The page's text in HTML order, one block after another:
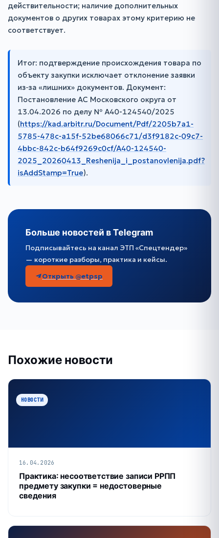
действительности; наличие дополнительных
документов о других товарах этому критерию не
соответствует.
Итог: подтверждение происхождения товара по
объекту закупки исключает отклонение заявки
из‑за «лишних» документов. Документ:
Постановление АС Московского округа от
13.04.2026 по делу № А40-124540/2025
(https://kad.arbitr.ru/Document/Pdf/2205b7a1-
5785-478c-a15f-52be68066c71/d3f9182c-09c7-
4bbc-842c-b64f9269c0cf/A40-124540-
2025_20260413_Reshenija_i_postanovlenija.pdf?
isAddStamp=True).
Больше новостей в Telegram
Подписывайтесь на канал ЭТП «Спецтендер»
— короткие разборы, практика и кейсы.
Открыть @etpsp
Похожие новости
НОВОСТИ
16.04.2026
Практика: несоответствие записи РРПП
предмету закупки = недостоверные
сведения